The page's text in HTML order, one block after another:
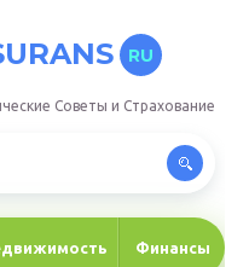
RU
Советы и Страхование
Финансы